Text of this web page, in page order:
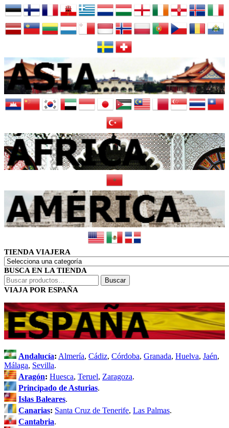
TIENDA VIAJERA
BUSCA EN LA TIENDA
Buscar
por:
Buscar
VIAJA POR ESPAÑA
Andalucía: Almería, Cádiz, Córdoba, Granada, Huelva, Jaén,
Málaga, Sevilla.
Aragón: Huesca, Teruel, Zaragoza.
Principado de Asturias.
Islas Baleares.
Canarias: Santa Cruz de Tenerife, Las Palmas.
Cantabria.